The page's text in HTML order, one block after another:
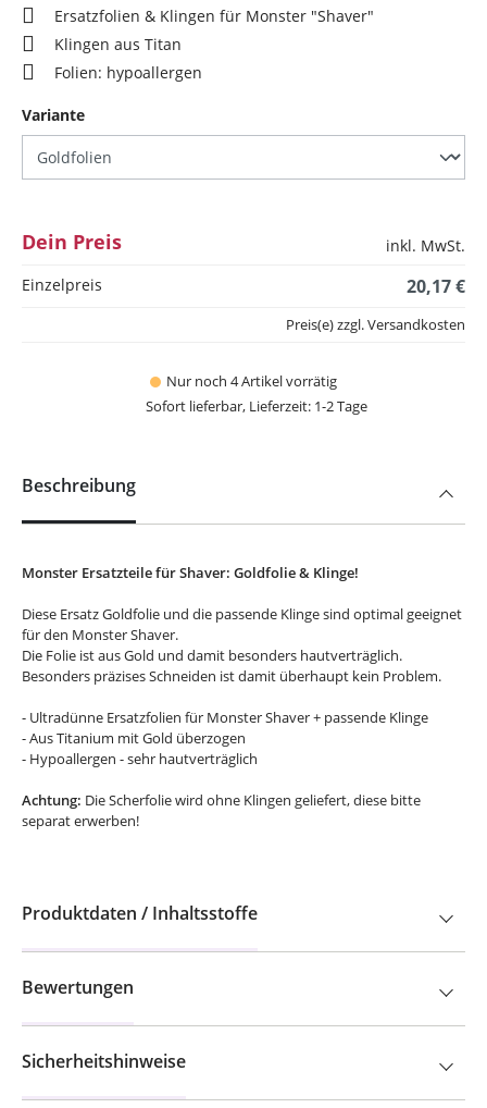
Ersatzfolien & Klingen für Monster "Shaver"
Klingen aus Titan
Folien: hypoallergen
Varianteauswählen
Dein Preis
inkl. MwSt.
Einzelpreis
20,17 €
Nur noch 4 Artikel vorrätig
Sofort lieferbar, Lieferzeit: 1-2 Tage
Preis(e) zzgl. Versandkosten
Beschreibung
Monster Ersatzteile für Shaver: Goldfolie & Klinge!
Diese Ersatz Goldfolie und die passende Klinge sind optimal geeignet
für den Monster Shaver.
Die Folie ist aus Gold und damit besonders hautverträglich.
Besonders präzises Schneiden ist damit überhaupt kein Problem.
- Ultradünne Ersatzfolien für Monster Shaver + passende Klinge
- Aus Titanium mit Gold überzogen
- Hypoallergen - sehr hautverträglich
Achtung: Die Scherfolie wird ohne Klingen geliefert, diese bitte
separat erwerben!
Produktdaten / Inhaltsstoffe
Bewertungen
Sicherheitshinweise